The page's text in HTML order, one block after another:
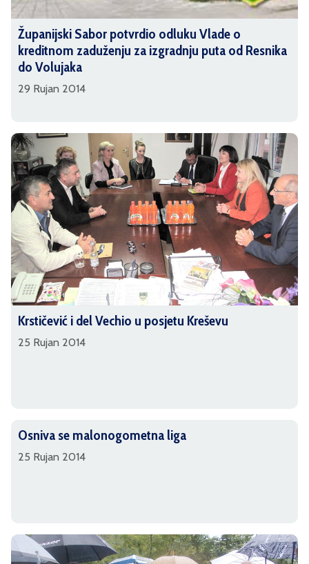
Županijski Sabor potvrdio odluku Vlade o
kreditnom zaduženju za izgradnju puta od Resnika
do Volujaka
29 Rujan 2014
Krstičević i del Vechio u posjetu Kreševu
25 Rujan 2014
Osniva se malonogometna liga
25 Rujan 2014